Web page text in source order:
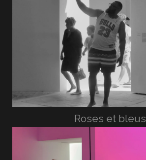
Roses et bleus